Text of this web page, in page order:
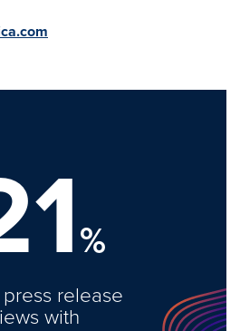
%
release
with